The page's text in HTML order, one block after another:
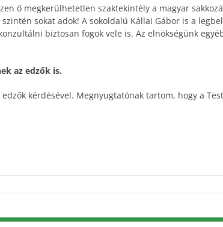
ő megkerülhetetlen szaktekintély a magyar
sokat adok! A sokoldalú Kállai Gábor is a
biztosan fogok vele is. Az elnökségünk
az edzők is.
kérdésével. Megnyugtatónak tartom, hogy a